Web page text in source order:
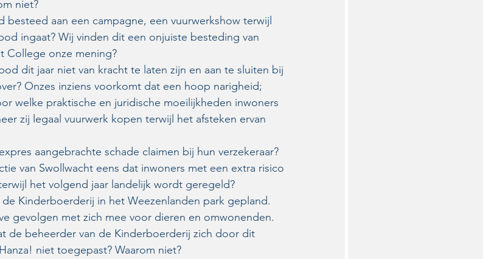
niet?
besteed aan een campagne, een vuurwerkshow terwijl
ingaat? Wij vinden dit een onjuiste besteding van
College onze mening?
dit jaar niet van kracht te laten zijn en aan te sluiten bij
Onzes inziens voorkomt dat een hoop narigheid;
welke praktische en juridische moeilijkheden inwoners
zij legaal vuurwerk kopen terwijl het afsteken ervan
aangebrachte schade claimen bij hun verzekeraar?
van Swollwacht eens dat inwoners met een extra risico
het volgend jaar landelijk wordt geregeld?
Kinderboerderij in het Weezenlanden park gepland.
gevolgen met zich mee voor dieren en omwonenden.
de beheerder van de Kinderboerderij zich door dit
niet toegepast? Waarom niet?